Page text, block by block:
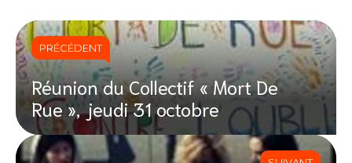
PRÉCÉDENT
Réunion du Collectif « Mort De
Rue », jeudi 31 octobre